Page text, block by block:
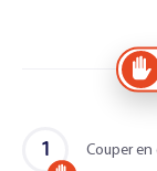
1
Couper